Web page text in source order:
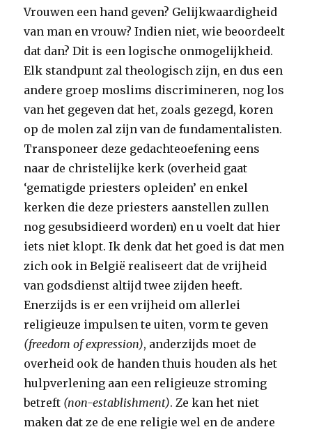
Vrouwen een hand geven? Gelijkwaardigheid
van man en vrouw? Indien niet, wie beoordeelt
dat dan? Dit is een logische onmogelijkheid.
Elk standpunt zal theologisch zijn, en dus een
andere groep moslims discrimineren, nog los
van het gegeven dat het, zoals gezegd, koren
op de molen zal zijn van de fundamentalisten.
Transponeer deze gedachteoefening eens
naar de christelijke kerk (overheid gaat
‘gematigde priesters opleiden’ en enkel
kerken die deze priesters aanstellen zullen
nog gesubsidieerd worden) en u voelt dat hier
iets niet klopt. Ik denk dat het goed is dat men
zich ook in België realiseert dat de vrijheid
van godsdienst altijd twee zijden heeft.
Enerzijds is er een vrijheid om allerlei
religieuze impulsen te uiten, vorm te geven
(freedom of expression), anderzijds moet de
overheid ook de handen thuis houden als het
hulpverlening aan een religieuze stroming
betreft (non-establishment). Ze kan het niet
maken dat ze de ene religie wel en de andere